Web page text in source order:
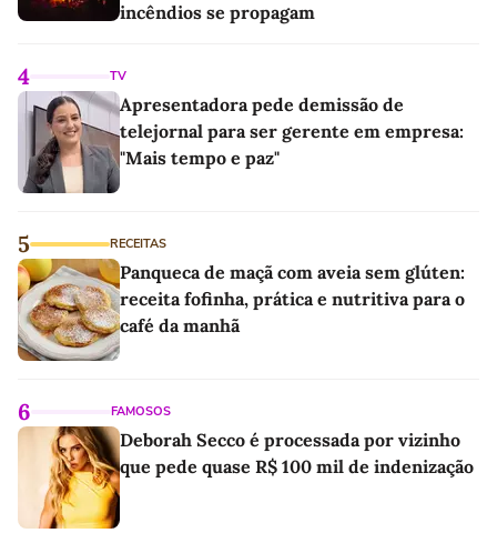
incêndios se propagam
4 TV
Apresentadora pede demissão de
telejornal para ser gerente em empresa:
"Mais tempo e paz"
5 RECEITAS
Panqueca de maçã com aveia sem glúten:
receita fofinha, prática e nutritiva para o
café da manhã
6 FAMOSOS
Deborah Secco é processada por vizinho
que pede quase R$ 100 mil de indenização